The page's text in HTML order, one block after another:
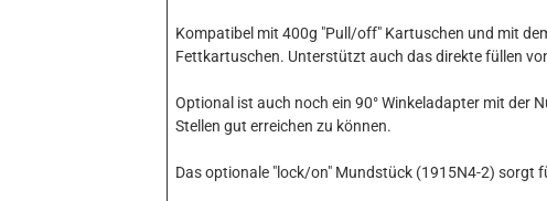
Kompatibel mit 400g "Pull/off" Kartuschen und mit
Fettkartuschen. Unterstützt auch das direkte füllen
Optional ist auch noch ein 90° Winkeladapter mit der
Stellen gut erreichen zu können.
Das optionale "lock/on" Mundstück (1915N4-2) sorgt